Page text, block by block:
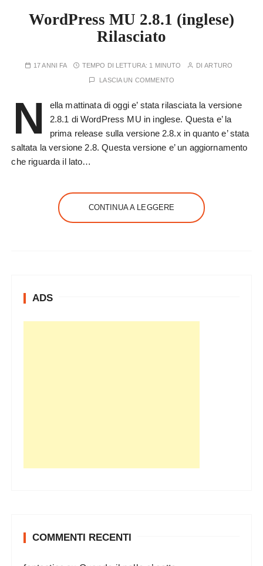
WordPress MU 2.8.1 (inglese)
Rilasciato
17 ANNI FA TEMPO DI LETTURA: 1 MINUTO DIARTURO
LASCIA UN COMMENTO
N
ella mattinata di oggi e’ stata rilasciata la versione
2.8.1 di WordPress MU in inglese. Questa e’ la
prima release sulla versione 2.8.x in quanto e’ stata
saltata la versione 2.8. Questa versione e’ un aggiornamento
che riguarda il lato…
CONTINUA A LEGGERE
ADS
COMMENTI RECENTI